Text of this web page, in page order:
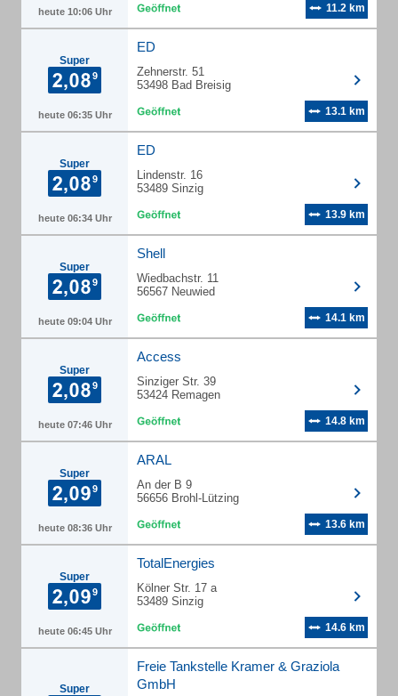
heute 10:06 Uhr 11.2 km
Super
heute 06:35 Uhr
ED
Zehnerstr. 51
53498 Bad Breisig
13.1 km
Super
heute 06:34 Uhr
ED
Lindenstr. 16
53489 Sinzig
13.9 km
Super
heute 09:04 Uhr
Shell
Wiedbachstr. 11
56567 Neuwied
14.1 km
Super
heute 07:46 Uhr
Access
Sinziger Str. 39
53424 Remagen
14.8 km
Super
heute 08:36 Uhr
ARAL
An der B 9
56656 Brohl-Lützing
13.6 km
Super
heute 06:45 Uhr
TotalEnergies
Kölner Str. 17 a
53489 Sinzig
14.6 km
Super
Freie Tankstelle Kramer & Graziola
GmbH